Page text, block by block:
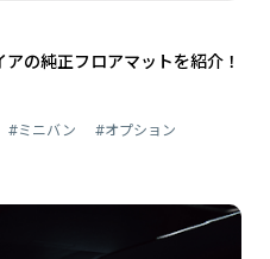
の純正フロアマットを紹介！
#ミニバン #オプション